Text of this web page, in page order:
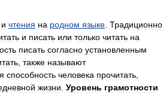
и чтения на родном языке Традиционно
и писать или только читать на
писать согласно установленным
также называют
способность человека прочитать
жизни Уровень грамотности